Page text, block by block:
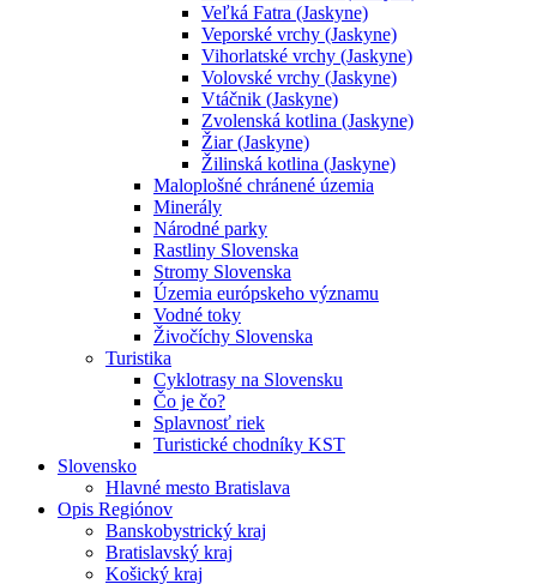
Veľká Fatra (Jaskyne)
Veporské vrchy (Jaskyne)
Vihorlatské vrchy (Jaskyne)
Volovské vrchy (Jaskyne)
Vtáčnik (Jaskyne)
Zvolenská kotlina (Jaskyne)
Žiar (Jaskyne)
Žilinská kotlina (Jaskyne)
Maloplošné chránené územia
Minerály
Národné parky
Rastliny Slovenska
Stromy Slovenska
Územia európskeho významu
Vodné toky
Živočíchy Slovenska
Turistika
Cyklotrasy na Slovensku
Čo je čo?
Splavnosť riek
Turistické chodníky KST
Slovensko
Hlavné mesto Bratislava
Opis Regiónov
Banskobystrický kraj
Bratislavský kraj
Košický kraj